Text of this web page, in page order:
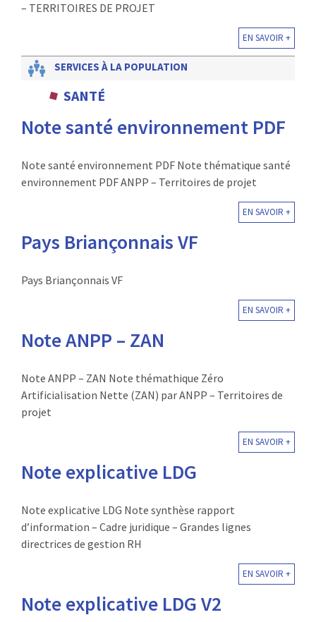
– TERRITOIRES DE PROJET
EN SAVOIR +
SERVICES À LA POPULATION
SANTÉ
Note santé environnement PDF
Note santé environnement PDF Note thématique santé
environnement PDF ANPP – Territoires de projet
EN SAVOIR +
Pays Briançonnais VF
Pays Briançonnais VF
EN SAVOIR +
Note ANPP – ZAN
Note ANPP – ZAN Note thémathique Zéro
Artificialisation Nette (ZAN) par ANPP – Territoires de
projet
EN SAVOIR +
Note explicative LDG
Note explicative LDG Note synthèse rapport
d’information – Cadre juridique – Grandes lignes
directrices de gestion RH
EN SAVOIR +
Note explicative LDG V2